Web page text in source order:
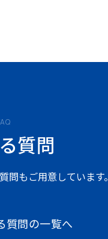
質問
問もご用意しています。
質問の一覧へ